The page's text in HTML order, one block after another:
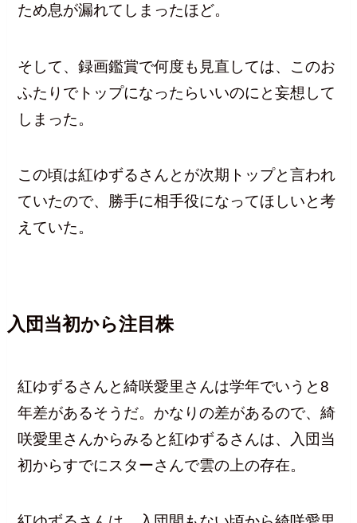
ため息が漏れてしまったほど。
そして、録画鑑賞で何度も見直しては、このお
ふたりでトップになったらいいのにと妄想して
しまった。
この頃は紅ゆずるさんとが次期トップと言われ
ていたので、勝手に相手役になってほしいと考
えていた。
入団当初から注目株
紅ゆずるさんと綺咲愛里さんは学年でいうと8
年差があるそうだ。かなりの差があるので、綺
咲愛里さんからみると紅ゆずるさんは、入団当
初からすでにスターさんで雲の上の存在。